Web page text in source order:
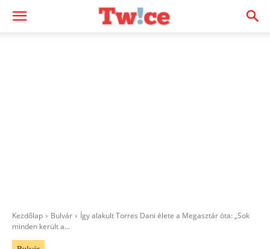
Kezdőlap Bulvár
Így alakult Torres Dani élete a Megasztár óta: „Sok
minden került a...